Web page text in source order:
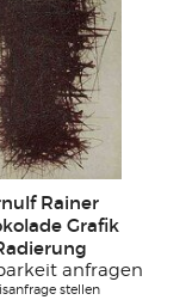
Rainer
Grafik
anfragen
stellen